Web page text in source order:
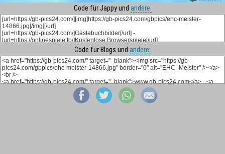
Code für Jappy und andere:
Code für Blogs und andere: